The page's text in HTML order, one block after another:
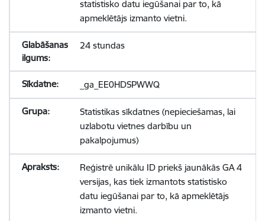
statistisko datu iegūšanai par to, kā
apmeklētājs izmanto vietni.
24 stundas
_ga_EE0HDSPWWQ
Statistikas sīkdatnes (nepieciešamas, lai
uzlabotu vietnes darbību un
pakalpojumus)
Reģistrē unikālu ID priekš jaunākās GA 4
versijas, kas tiek izmantots statistisko
datu iegūšanai par to, kā apmeklētājs
izmanto vietni.